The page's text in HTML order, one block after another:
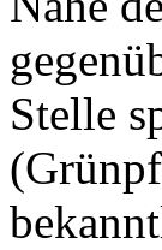
Stelle